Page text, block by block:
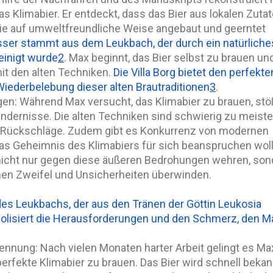
Klimabier. Er entdeckt, dass das Bier aus lokalen
auf umweltfreundliche Weise angebaut und geerntet
stammt aus dem Leukbach, der durch ein
wurde2. Max beginnt, das Bier selbst zu brauen
den alten Techniken. Die Villa Borg bietet den
dieser alten Brautraditionen3.
Während Max versucht, das Klimabier zu brauen,
Die alten Techniken sind schwierig zu
Zudem gibt es Konkurrenz von modernen
Geheimnis des Klimabiers für sich beanspruchen
nur gegen diese äußeren Bedrohungen wehren,
Zweifel und Unsicherheiten überwinden.
Leukbachs, der aus den Tränen der Göttin Leukosia
die Herausforderungen und den Schmerz, den
Nach vielen Monaten harter Arbeit gelingt es
Klimabier zu brauen. Das Bier wird schnell